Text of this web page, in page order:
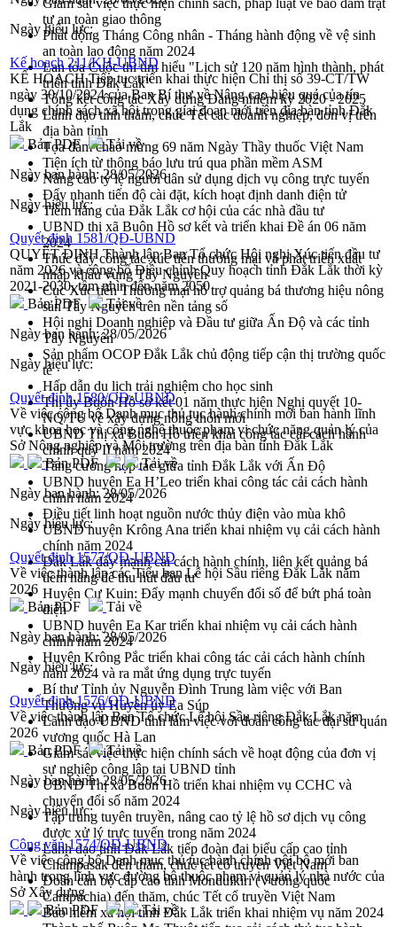
Giám sát việc thực hiện chính sách, pháp luật về bảo đảm trật
tự an toàn giao thông
Phát động Tháng Công nhân - Tháng hành động về vệ sinh
an toàn lao động năm 2024
Lan tỏa Cuộc thi tìm hiểu "Lịch sử 120 năm hình thành, phát
triển tỉnh Đắk Lắk"
Tổng kết công tác Xây dựng Đảng nhiệm kỳ 2020 - 2025
Lãnh đạo tỉnh thăm, chúc Tết các doanh nghiệp, đơn vị trên
địa bàn tỉnh
Tọa đàm chào mừng 69 năm Ngày Thầy thuốc Việt Nam
Tiện ích từ thông báo lưu trú qua phần mềm ASM
Nâng cao tỷ lệ người dân sử dụng dịch vụ công trực tuyến
Đẩy nhanh tiến độ cài đặt, kích hoạt định danh điện tử
Tiềm năng của Đắk Lắk cơ hội của các nhà đầu tư
UBND thị xã Buôn Hồ sơ kết và triển khai Đề án 06 năm
2024
Thúc đẩy công tác xúc tiến thương mại và phát triển xuất
nhập khẩu vùng Tây Nguyên
Cục Xúc tiến Thương mại hỗ trợ quảng bá thương hiệu nông
sản Tây Nguyên trên nền tảng số
Hội nghị Doanh nghiệp và Đầu tư giữa Ấn Độ và các tỉnh
Tây Nguyên
Sản phẩm OCOP Đắk Lắk chủ động tiếp cận thị trường quốc
tế
Hấp dẫn du lịch trải nghiệm cho học sinh
Thị ủy Buôn Hồ sơ kết 01 năm thực hiện Nghị quyết 10-
NQ/TU về xây dựng nông thôn mới
UBND Thị xã Buôn Hồ triển khai công tác cải cách hành
chính quý II năm 2024
Tăng cường hợp tác giữa tỉnh Đắk Lắk với Ấn Độ
UBND huyện Ea H’Leo triển khai công tác cải cách hành
chính năm 2024
Điều tiết linh hoạt nguồn nước thủy điện vào mùa khô
UBND huyện Krông Ana triển khai nhiệm vụ cải cách hành
chính năm 2024
Đắk Lắk đẩy mạnh cải cách hành chính, liên kết quảng bá
tiềm năng để thu hút đầu tư
Huyện Cư Kuin: Đẩy mạnh chuyển đổi số để bứt phá toàn
diện
UBND huyện Ea Kar triển khai nhiệm vụ cải cách hành
chính năm 2024
Huyện Krông Pắc triển khai công tác cải cách hành chính
năm 2024 và ra mắt ứng dụng trực tuyến
Bí thư Tỉnh ủy Nguyễn Đình Trung làm việc với Ban
Thường vụ Huyện ủy Ea Súp
Lãnh đạo UBND tỉnh làm việc với đoàn công tác đại sứ quán
vương quốc Hà Lan
Giám sát việc thực hiện chính sách về hoạt động của đơn vị
sự nghiệp công lập tại UBND tỉnh
UBND Thị xã Buôn Hồ triển khai nhiệm vụ CCHC và
chuyển đổi số năm 2024
Tập trung tuyên truyền, nâng cao tỷ lệ hồ sơ dịch vụ công
được xử lý trực tuyến trong năm 2024
Lãnh đạo tỉnh Đắk Lắk tiếp đoàn đại biểu cấp cao tỉnh
Champasak đến thăm, chúc tết cổ truyền Việt Nam
Đoàn cán bộ cấp cao tỉnh Mondulkiri (Vương quốc
Campuchia) đến thăm, chúc Tết cổ truyền Việt Nam
Bảo hiểm xã hội tỉnh Đắk Lắk triển khai nhiệm vụ năm 2024
Ngày hiệu lực:
Kế hoạch 211/KH-UBND
KẾ HOẠCH Tiếp tục triển khai thực hiện Chỉ thị số 39-CT/TW
ngày 30/10/2024 của Ban Bí thư về Nâng cao hiệu quả của tín
dụng chính sách xã hội trong giai đoạn mới trên địa bàn tỉnh Đắk
Lắk
Bản PDF
Tải về
Ngày ban hành:28/05/2026
Ngày hiệu lực:
Quyết định 1581/QĐ-UBND
QUYẾT ĐỊNH Thành lập Ban Tổ chức Hội nghị Xúc tiến đầu tư
năm 2026 và công bố Điều chỉnh Quy hoạch tỉnh Đắk Lắk thời kỳ
2021-2030, tầm nhìn đến năm 2050
Bản PDF
Tải về
Ngày ban hành:28/05/2026
Ngày hiệu lực:
Quyết định 1580/QĐ-UBND
Về việc công bố Danh mục thủ tục hành chính mới ban hành lĩnh
vực khoa học và công nghệ thuộc phạm vi chức năng quản lý của
Sở Nông nghiệp và Môi trường trên địa bàn tỉnh Đắk Lắk
Bản PDF
Tải về
Ngày ban hành:28/05/2026
Ngày hiệu lực:
Quyết định 1577/QĐ-UBND
Về việc thành lập các Tiểu ban Lễ hội Sầu riêng Đắk Lắk năm
2026
Bản PDF
Tải về
Ngày ban hành:28/05/2026
Ngày hiệu lực:
Quyết định 1576/QĐ-UBND
Về việc thành lập Ban Tổ chức Lễ hội Sầu riêng Đắk Lắk năm
2026
Bản PDF
Tải về
Ngày ban hành:28/05/2026
Ngày hiệu lực:
Công văn 1574/QĐ-UBND
Về việc công bố Danh mục thủ tục hành chính nội bộ mới ban
hành trong lĩnh vực đường bộ thuộc phạm vi quản lý nhà nước của
Sở Xây dựng
Bản PDF
Tải về